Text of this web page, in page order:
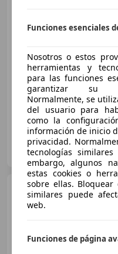
03/2013 220.000 km
Particular
ES-43870 Amposta
Funciones esenciales
Nosotros o estos
herramientas y
para las funciones
garantizar su
Normalmente, se
del usuario para
como la
información de inicio
privacidad.
tecnologías
embargo, algunos
estas cookies o
sobre ellas. Bloquear
similares puede
web.
Funciones de página